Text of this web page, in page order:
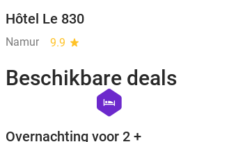
Hôtel Le 830
Namur 9.9 star
Beschikbare deals
hexagon
hotel
Overnachting voor 2 +